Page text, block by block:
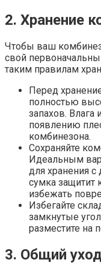
2. Хранение
Чтобы ваш
свой
таким правилам
Перед
полностью
запахов. Влага
появлению
комбинезона.
Сохраняйте
Идеальным
для хранения
сумка защитит
избежать
Избегайте
замкнутые
разместите на
3. Общий